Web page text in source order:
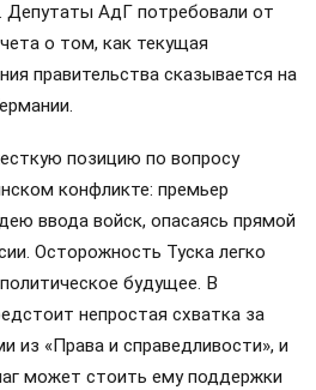
Депутаты АдГ потребовали от
о том, как текущая
правительства сказывается на
позицию по вопросу
конфликте: премьер
ввода войск, опасаясь прямой
Осторожность Туска легко
будущее. В
непростая схватка за
из «Права и справедливости», и
может стоить ему поддержки